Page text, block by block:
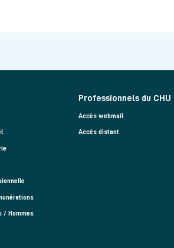
/ Hommes
Professionnels du CHU
Accès webmail
Accès distant